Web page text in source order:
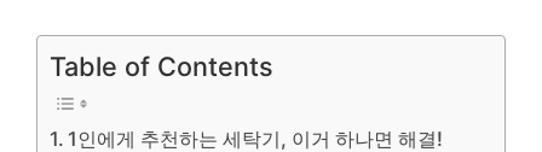
Table of Contents
1인에게 추천하는 세탁기, 이거 하나면 해결!